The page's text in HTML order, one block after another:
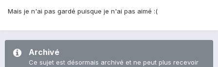
Mais je n'ai pas gardé puisque je n'ai pas aimé :(
Archivé
Ce sujet est désormais archivé et ne peut plus recevoir